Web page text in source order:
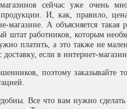
сейчас уже очень
И, как, правило,
А объясняется такая
штат работников, которым
платить, а это также не
доставку, если в интернет-
поэтому заказывайте
Все что вам нужно